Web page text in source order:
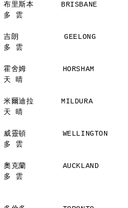
布里斯本      BRISBANE
多 雲
吉朗          GEELONG
多 雲
霍舍姆        HORSHAM
天 晴
米爾迪拉      MILDURA
天 晴
威靈頓
多 雲
奧克蘭        AUCKLAND
多 雲